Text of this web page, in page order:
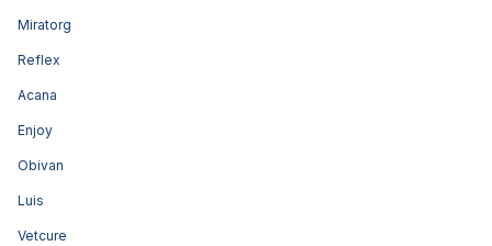
Miratorg
Reflex
Acana
Enjoy
Obivan
Luis
Vetcure